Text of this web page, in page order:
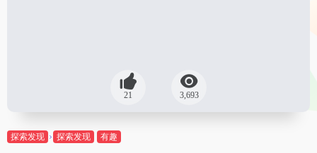
21 3,693
探索发现 探索发现 有趣